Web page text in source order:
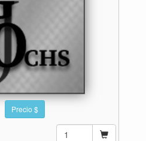
Precio $